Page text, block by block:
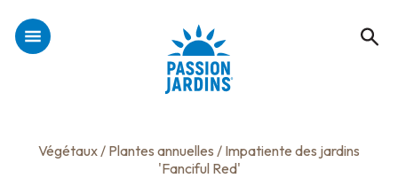
Végétaux/ Plantes annuelles / Impatiente des jardins
'Fanciful Red'